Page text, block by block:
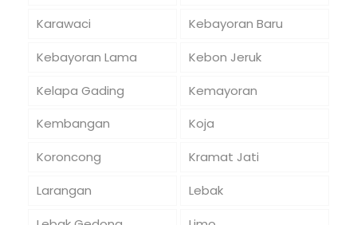
Karawaci
Kebayoran Baru
Kebayoran Lama
Kebon Jeruk
Kelapa Gading
Kemayoran
Kembangan
Koja
Koroncong
Kramat Jati
Larangan
Lebak